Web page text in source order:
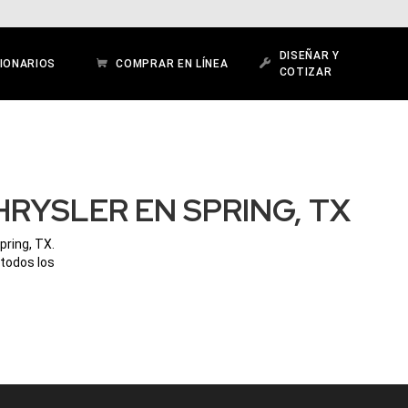
COMPRAR EN LÍNEA
DISEÑAR Y
COTIZAR
EN SPRING, TX
TX.
los